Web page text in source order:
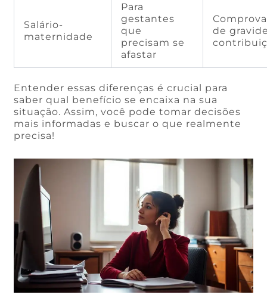
Salário-
maternidade
Para
gestantes
que
precisam se
afastar
de
Entender essas diferenças é crucial para
saber qual benefício se encaixa na sua
situação. Assim, você pode tomar decisões
mais informadas e buscar o que realmente
precisa!